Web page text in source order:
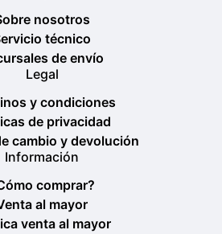
nosotros
técnico
de envío
Legal
y condiciones
de privacidad
cambio y devolución
Información
comprar?
al mayor
venta al mayor